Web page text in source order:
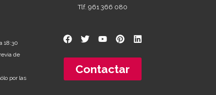
18:30
de
por las
Tlf. 961 366 080
Contactar